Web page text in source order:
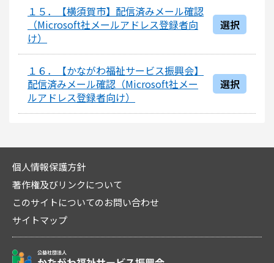
１５．【横須賀市】配信済みメール確認
（Microsoft社メールアドレス登録者向
け）
選択
１６．【かながわ福祉サービス振興会】
配信済みメール確認（Microsoft社メー
ルアドレス登録者向け）
選択
個人情報保護方針
著作権及びリンクについて
このサイトについてのお問い合わせ
サイトマップ